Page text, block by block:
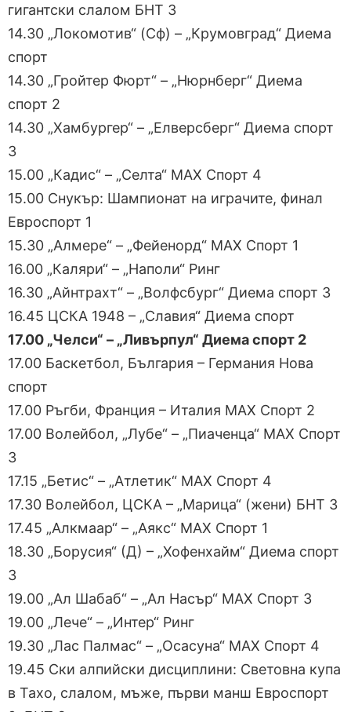
гигантски слалом БНТ 3
14.30 „Локомотив“ (Сф) – „Крумовград“ Диема
спорт
14.30 „Гройтер Фюрт“ – „Нюрнберг“ Диема
спорт 2
14.30 „Хамбургер“ – „Елверсберг“ Диема спорт
3
15.00 „Кадис“ – „Селта“ МАХ Спорт 4
15.00 Снукър: Шампионат на играчите, финал
Евроспорт 1
15.30 „Алмере“ – „Фейенорд“ МАХ Спорт 1
16.00 „Каляри“ – „Наполи“ Ринг
16.30 „Айнтрахт“ – „Волфсбург“ Диема спорт 3
16.45 ЦСКА 1948 – „Славия“ Диема спорт
17.00 „Челси“ – „Ливърпул“ Диема спорт 2
17.00 Баскетбол, България – Германия Нова
спорт
17.00 Ръгби, Франция – Италия МАХ Спорт 2
17.00 Волейбол, „Лубе“ – „Пиаченца“ МАХ Спорт
3
17.15 „Бетис“ – „Атлетик“ МАХ Спорт 4
17.30 Волейбол, ЦСКА – „Марица“ (жени) БНТ 3
17.45 „Алкмаар“ – „Аякс“ МАХ Спорт 1
18.30 „Борусия“ (Д) – „Хофенхайм“ Диема спорт
3
19.00 „Ал Шабаб“ – „Ал Насър“ МАХ Спорт 3
19.00 „Лече“ – „Интер“ Ринг
19.30 „Лас Палмас“ – „Осасуна“ МАХ Спорт 4
19.45 Ски алпийски дисциплини: Световна купа
в Тахо, слалом, мъже, първи манш Евроспорт